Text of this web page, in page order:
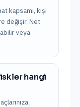
kapsamı, kişi
değişir. Net
veya
hangi